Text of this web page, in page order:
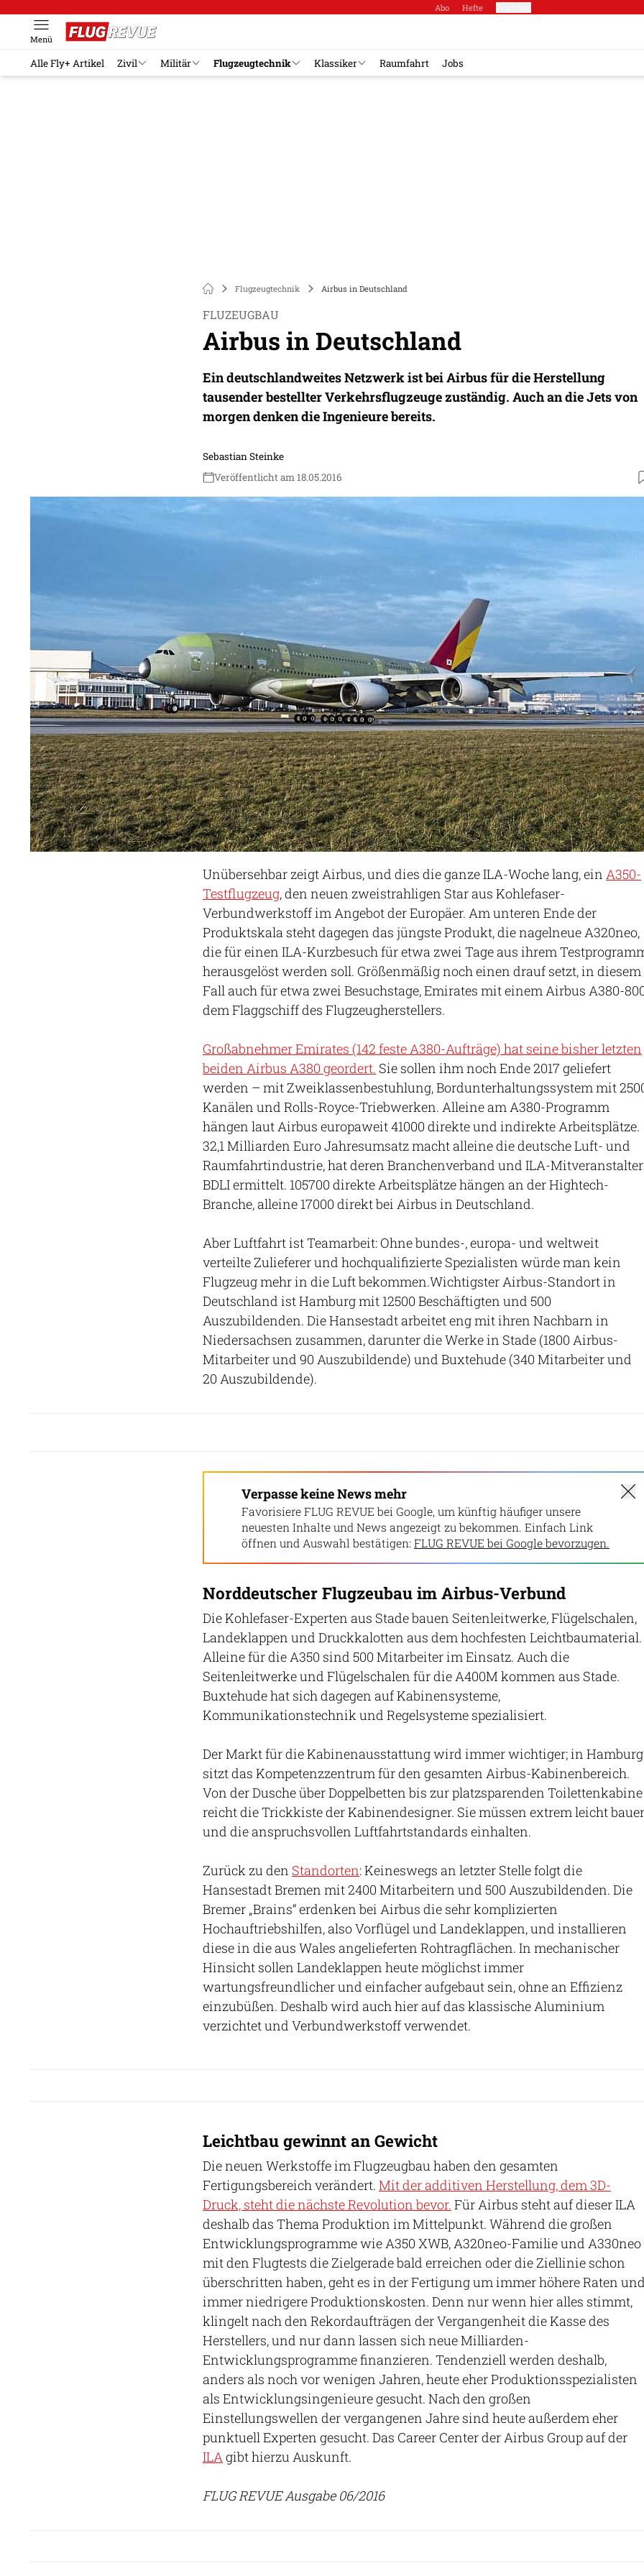
Abo Hefte
Menü
Alle Fly+ Artikel Zivil Militär Flugzeugtechnik Klassiker Raumfahrt Jobs
Flugzeugtechnik Airbus in Deutschland
FLUZEUGBAU
Airbus in Deutschland
Ein deutschlandweites Netzwerk ist bei Airbus für die Herstellung
tausender bestellter Verkehrsflugzeuge zuständig. Auch an die Jets von
morgen denken die Ingenieure bereits.
Sebastian Steinke
Veröffentlicht am 18.05.2016
Unübersehbar zeigt Airbus, und dies die ganze ILA-Woche lang, ein A350-
Testflugzeug, den neuen zweistrahligen Star aus Kohlefaser-
Verbundwerkstoff im Angebot der Europäer. Am unteren Ende der
Produktskala steht dagegen das jüngste Produkt, die nagelneue A320neo,
die für einen ILA-Kurzbesuch für etwa zwei Tage aus ihrem
herausgelöst werden soll. Größenmäßig noch einen drauf setzt, in diesem
Fall auch für etwa zwei Besuchstage, Emirates mit einem Airbus A380-
dem Flaggschiff des Flugzeugherstellers.
Großabnehmer Emirates (142 feste A380-Aufträge) hat seine bisher letzten
beiden Airbus A380 geordert. Sie sollen ihm noch Ende 2017 geliefert
werden – mit Zweiklassenbestuhlung, Bordunterhaltungssystem mit
Kanälen und Rolls-Royce-Triebwerken. Alleine am A380-Programm
hängen laut Airbus europaweit 41000 direkte und indirekte Arbeitsplätze.
32,1 Milliarden Euro Jahresumsatz macht alleine die deutsche Luft- und
Raumfahrtindustrie, hat deren Branchenverband und ILA-Mitveranstalter
BDLI ermittelt. 105700 direkte Arbeitsplätze hängen an der Hightech-
Branche, alleine 17000 direkt bei Airbus in Deutschland.
Aber Luftfahrt ist Teamarbeit: Ohne bundes-, europa- und weltweit
verteilte Zulieferer und hochqualifizierte Spezialisten würde man kein
Flugzeug mehr in die Luft bekommen.Wichtigster Airbus-Standort in
Deutschland ist Hamburg mit 12500 Beschäftigten und 500
Auszubildenden. Die Hansestadt arbeitet eng mit ihren Nachbarn in
Niedersachsen zusammen, darunter die Werke in Stade (1800 Airbus-
Mitarbeiter und 90 Auszubildende) und Buxtehude (340 Mitarbeiter und
20 Auszubildende).
Verpasse keine News mehr
Favorisiere FLUG REVUE bei Google, um künftig häufiger unsere
neuesten Inhalte und News angezeigt zu bekommen. Einfach Link
öffnen und Auswahl bestätigen: FLUG REVUE bei Google bevorzugen.
Norddeutscher Flugzeubau im Airbus-Verbund
Die Kohlefaser-Experten aus Stade bauen Seitenleitwerke, Flügelschalen,
Landeklappen und Druckkalotten aus dem hochfesten Leichtbaumaterial.
Alleine für die A350 sind 500 Mitarbeiter im Einsatz. Auch die
Seitenleitwerke und Flügelschalen für die A400M kommen aus Stade.
Buxtehude hat sich dagegen auf Kabinensysteme,
Kommunikationstechnik und Regelsysteme spezialisiert.
Der Markt für die Kabinenausstattung wird immer wichtiger; in Hamburg
sitzt das Kompetenzzentrum für den gesamten Airbus-Kabinenbereich.
Von der Dusche über Doppelbetten bis zur platzsparenden Toilettenkabine
reicht die Trickkiste der Kabinendesigner. Sie müssen extrem leicht
und die anspruchsvollen Luftfahrtstandards einhalten.
Zurück zu den Standorten: Keineswegs an letzter Stelle folgt die
Hansestadt Bremen mit 2400 Mitarbeitern und 500 Auszubildenden. Die
Bremer „Brains“ erdenken bei Airbus die sehr komplizierten
Hochauftriebshilfen, also Vorflügel und Landeklappen, und installieren
diese in die aus Wales angelieferten Rohtragflächen. In mechanischer
Hinsicht sollen Landeklappen heute möglichst immer
wartungsfreundlicher und einfacher aufgebaut sein, ohne an Effizienz
einzubüßen. Deshalb wird auch hier auf das klassische Aluminium
verzichtet und Verbundwerkstoff verwendet.
Leichtbau gewinnt an Gewicht
Die neuen Werkstoffe im Flugzeugbau haben den gesamten
Fertigungsbereich verändert. Mit der additiven Herstellung, dem 3D-
Druck, steht die nächste Revolution bevor. Für Airbus steht auf dieser ILA
deshalb das Thema Produktion im Mittelpunkt. Während die großen
Entwicklungsprogramme wie A350 XWB, A320neo-Familie und A330neo
mit den Flugtests die Zielgerade bald erreichen oder die Ziellinie schon
überschritten haben, geht es in der Fertigung um immer höhere Raten
immer niedrigere Produktionskosten. Denn nur wenn hier alles stimmt,
klingelt nach den Rekordaufträgen der Vergangenheit die Kasse des
Herstellers, und nur dann lassen sich neue Milliarden-
Entwicklungsprogramme finanzieren. Tendenziell werden deshalb,
anders als noch vor wenigen Jahren, heute eher Produktionsspezialisten
als Entwicklungsingenieure gesucht. Nach den großen
Einstellungswellen der vergangenen Jahre sind heute außerdem eher
punktuell Experten gesucht. Das Career Center der Airbus Group auf der
ILA gibt hierzu Auskunft.
FLUG REVUE Ausgabe 06/2016